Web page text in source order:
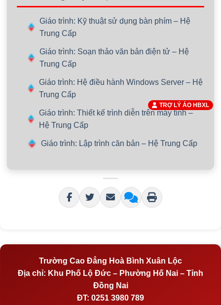
Giáo trình: Kỹ thuật sử dụng bàn phím – Hệ
Trung Cấp
Giáo trình: Soạn thảo văn bản điện tử – Hệ
Trung Cấp
Giáo trình: Hệ điều hành Windows Server – Hệ
Trung Cấp
Giáo trình: Thiết kế trình diễn trên máy tính –
Hệ Trung Cấp
Giáo trình: Lập trình căn bản – Hệ Trung Cấp
Trường Cao Đẳng Hoà Bình Xuân Lộc
Địa chỉ: Khu Phố Lộ Đức – Phường Hố Nai – Tỉnh
Đồng Nai
ĐT: 0251 3980 789
TRỢ LÝ ẢO HBXL